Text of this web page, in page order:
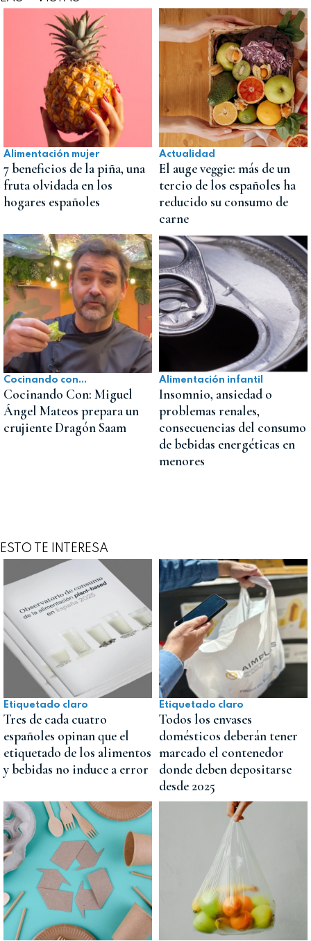
Alimentación mujer
7 beneficios de la piña, una
fruta olvidada en los
hogares españoles
Actualidad
El auge veggie: más de un
tercio de los españoles ha
reducido su consumo de
carne
Cocinando con...
Cocinando Con: Miguel
Ángel Mateos prepara un
crujiente Dragón Saam
Alimentación infantil
Insomnio, ansiedad o
problemas renales,
consecuencias del consumo
de bebidas energéticas en
menores
ESTO TE INTERESA
Etiquetado claro
Tres de cada cuatro
españoles opinan que el
etiquetado de los alimentos
y bebidas no induce a error
Etiquetado claro
Todos los envases
domésticos deberán tener
marcado el contenedor
donde deben depositarse
desde 2025